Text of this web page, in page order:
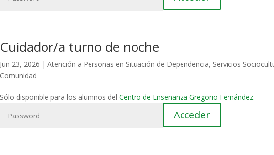
Cuidador/a turno de noche
Jun 23, 2026 | Atención a Personas en Situación de Dependencia, Servicios
Comunidad
Sólo disponible para los alumnos del Centro de Enseñanza Gregorio Fernández.